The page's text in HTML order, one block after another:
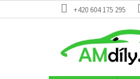
na
+420 604 175 295